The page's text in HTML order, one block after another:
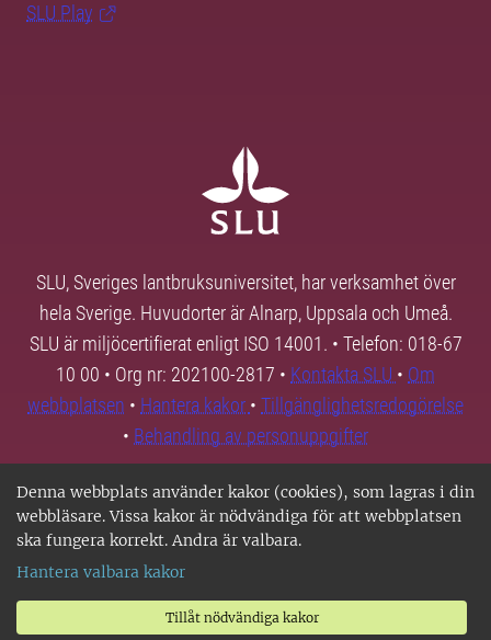
Denna webbplats använder kakor (cookies), som lagras i din
webbläsare. Vissa kakor är nödvändiga för att webbplatsen
ska fungera korrekt. Andra är valbara.
Hantera valbara kakor
Tillåt nödvändiga kakor
SLU Play
SLU, Sveriges lantbruksuniversitet, har verksamhet över
hela Sverige. Huvudorter är Alnarp, Uppsala och Umeå.
SLU är miljöcertifierat enligt ISO 14001. • Telefon: 018-67
10 00 • Org nr: 202100-2817 • Kontakta SLU • Om
webbplatsen • Hantera kakor • Tillgänglighetsredogörelse
• Behandling av personuppgifter